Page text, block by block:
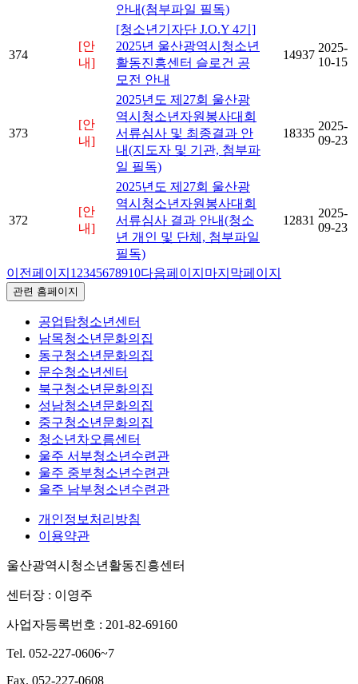
안내(첨부파일 필독)
374
[안
내]
[청소년기자단 J.O.Y 4기]
2025년 울산광역시청소년
활동진흥센터 슬로건 공
모전 안내
14937
2025-
10-15
373
[안
내]
2025년도 제27회 울산광
역시청소년자원봉사대회
서류심사 및 최종결과 안
내(지도자 및 기관, 첨부파
일 필독)
18335
2025-
09-23
372
[안
내]
2025년도 제27회 울산광
역시청소년자원봉사대회
서류심사 결과 안내(청소
년 개인 및 단체, 첨부파일
필독)
12831
2025-
09-23
이전페이지 1 2345678910다음페이지 마지막페이지
관련 홈페이지
공업탑청소년센터
남목청소년문화의집
동구청소년문화의집
문수청소년센터
북구청소년문화의집
성남청소년문화의집
중구청소년문화의집
청소년차오름센터
울주 서부청소년수련관
울주 중부청소년수련관
울주 남부청소년수련관
개인정보처리방침
이용약관
울산광역시청소년활동진흥센터
센터장 : 이영주
사업자등록번호 : 201-82-69160
Tel. 052-227-0606~7
Fax. 052-227-0608